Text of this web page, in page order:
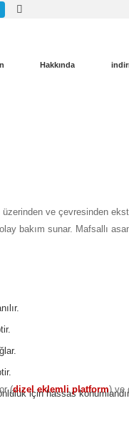
Hakkında
üzerinden ve çevresinden
bakım sunar. Mafsallı
için hassas
(dizel eklemli platform) ve